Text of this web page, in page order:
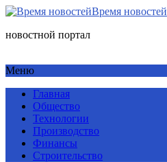
Время новостей
новостной портал
Меню
Главная
Общество
Технологии
Производство
Финансы
Строительство